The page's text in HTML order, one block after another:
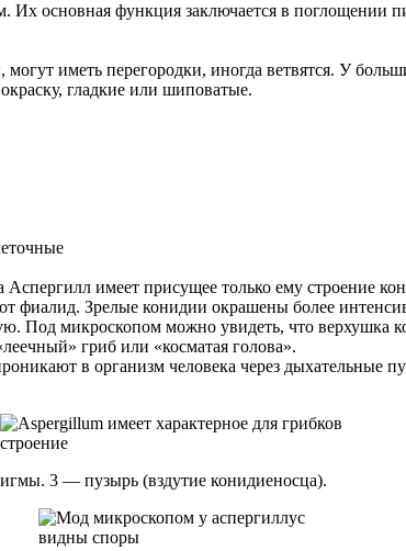
основная функция заключается в поглощении
иметь перегородки, иногда ветвятся. У
гладкие или шиповатые.
имеет присущее только ему строение
фиалид. Зрелые конидии окрашены более
микроскопом можно увидеть, что верхушка
гриб или «косматая голова».
в организм человека через
3 — пузырь (вздутие конидиеносца).